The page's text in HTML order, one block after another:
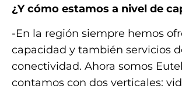
¿Y cómo estamos a nivel de
-En la región siempre hemos
capacidad y también servicios
conectividad. Ahora somos
contamos con dos verticales: